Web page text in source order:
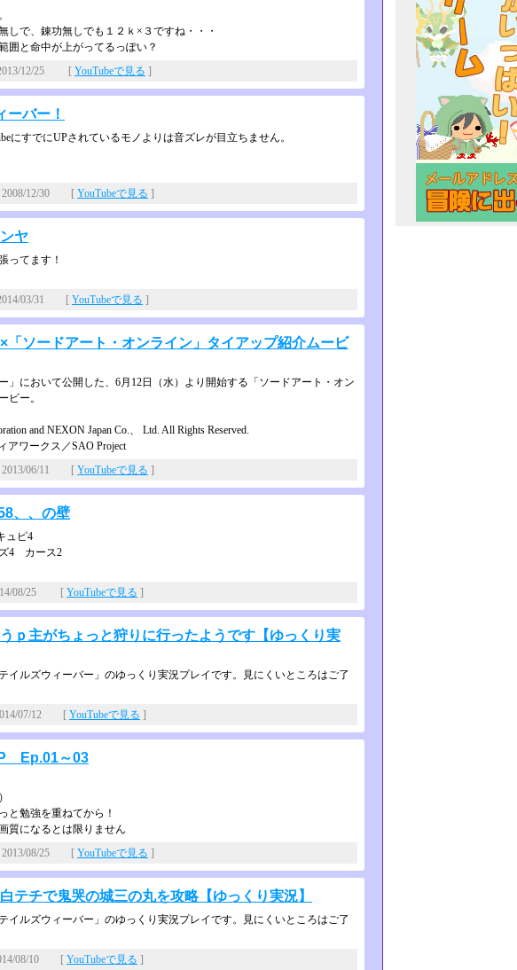
しで、錬功無しでも１２ｋ×３ですね・・・
囲と命中が上がってるっぽい？
12/25 [ YouTubeで見る ]
ーバー！
にすでにUPされているモノよりは音ズレが目­立ちません。
2008/12/30 [ YouTubeで見る ]
ヤ
ってます！
03/31 [ YouTubeで見る ]
「ソードアート・オンライン」タイアップ紹介ムービ
」において公開した、6月12日（水）より開始する「­ソードアート・オン
ビー。
and NEXON Japan Co.、 Ltd. All Rights Reserved.
アワークス／SAO Project
2013/06/11 [ YouTubeで見る ]
、、の壁
ュピ4
4 カース2
08/25 [ YouTubeで見る ]
ｐ主がちょっと狩りに行ったようです【ゆっくり実
イルズウィーバー」のゆっくり実況プレイです。見に­くいところはご了
07/12 [ YouTubeで見る ]
Ep.01～03
と勉強を重ねてから！
質になるとは限りません
2013/08/25 [ YouTubeで見る ]
テチで鬼哭の城三の丸を攻略【ゆっくり実況】
イルズウィーバー」のゆっくり実況プレイです。見に­くいところはご了
08/10 [ YouTubeで見る ]